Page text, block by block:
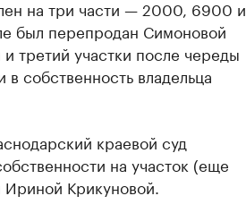
на три части — 2000, 6900 и
был перепродан Симоновой
третий участки после череды
собственность владельца
краевой суд
на участок (еще
Крикуновой.